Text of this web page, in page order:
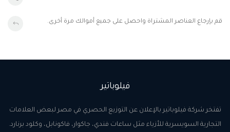
قم بإرجاع العناصر المشتراة واحصل على جميع أموالك مرة أخرى.
فيلوباتير
تفتخر شركة فيلوباتير بالإعلان عن التوزيع الحصري في مصر لبعض العلامات
التجارية السويسرية للأزياء مثل ساعات فندي، جاكوار، فاكونابل، وكلود برنارد.